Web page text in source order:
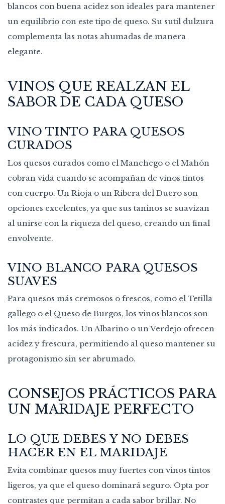
blancos con buena acidez son ideales para mantener
un equilibrio con este tipo de queso. Su sutil dulzura
complementa las notas ahumadas de manera
elegante.
VINOS QUE REALZAN EL
SABOR DE CADA QUESO
VINO TINTO PARA QUESOS
CURADOS
Los quesos curados como el Manchego o el Mahón
cobran vida cuando se acompañan de vinos tintos
con cuerpo. Un Rioja o un Ribera del Duero son
opciones excelentes, ya que sus taninos se suavizan
al unirse con la riqueza del queso, creando un final
envolvente.
VINO BLANCO PARA QUESOS
SUAVES
Para quesos más cremosos o frescos, como el Tetilla
gallego o el Queso de Burgos, los vinos blancos son
los más indicados. Un Albariño o un Verdejo ofrecen
acidez y frescura, permitiendo al queso mantener su
protagonismo sin ser abrumado.
CONSEJOS PRÁCTICOS PARA
UN MARIDAJE PERFECTO
LO QUE DEBES Y NO DEBES
HACER EN EL MARIDAJE
Evita combinar quesos muy fuertes con vinos tintos
ligeros, ya que el queso dominará seguro. Opta por
contrastes que permitan a cada sabor brillar. No